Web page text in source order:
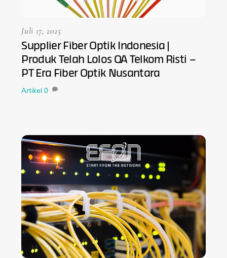
Juli 17, 2025
Supplier Fiber Optik Indonesia |
Produk Telah Lolos QA Telkom Risti –
PT Era Fiber Optik Nusantara
Artikel 0